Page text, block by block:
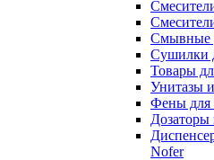
Смывные
Сушилки
Товары
Унитазы
Фены для
Nofer